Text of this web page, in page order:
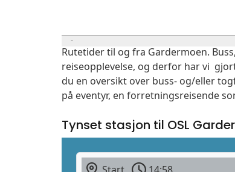
Rutetider til og fra Gardermoen.
reiseopplevelse, og derfor har vi
du en oversikt over buss- og/eller
på eventyr, en forretningsreisende
Tynset stasjon til OSL